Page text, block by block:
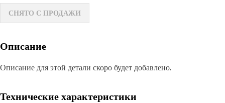
СНЯТО С ПРОДАЖИ
Описание
Описание для этой детали скоро будет добавлено.
Технические характеристики